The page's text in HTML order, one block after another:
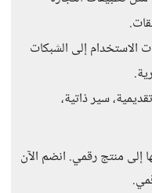
الاستخدام إلى الشبكات
سير ذاتية،
إلى منتج رقمي. انضم الآن